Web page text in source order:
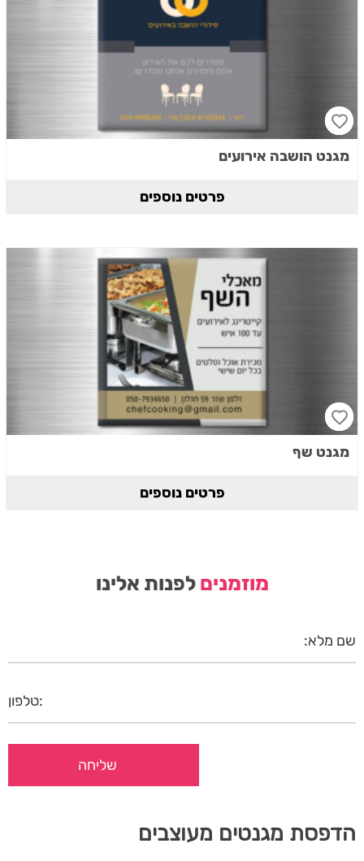
מגנט הושבה אירועים
פרטים נוספים
מגנט שף
פרטים נוספים
מוזמנים לפנות אלינו
הדפסת מגנטים מעוצבים